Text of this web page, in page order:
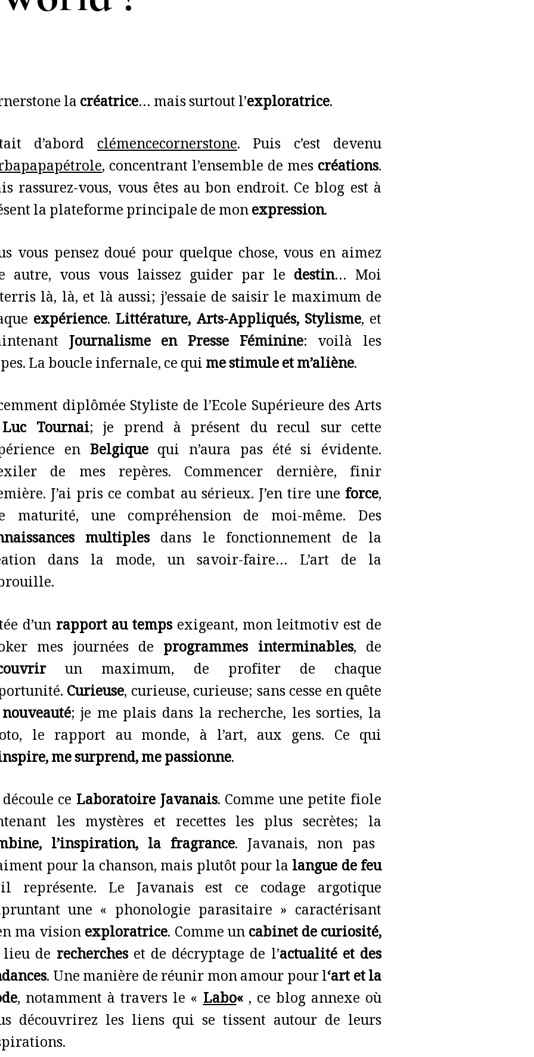
lacréatrice… mais surtout l’exploratrice.
d’abordclémencecornerstone. Puis c’est devenu
, concentrant l’ensemble de mes créations.
rassurez-vous, vous êtes au bon endroit. Ce blog est à
la plateforme principale de monexpression.
vous pensez doué pour quelque chose, vous en aimez
autre, vous vous laissez guider par le destin… Moi
là, là, et là aussi; j’essaie de saisir le maximum de
expérience. Littérature, Arts-Appliqués, Stylisme, et
Journalisme en Presse Féminine: voilà les
La boucle infernale, ce quime stimule et m’aliène.
diplômée Styliste de l’Ecole Supérieure des Arts
Tournai; je prend à présent du recul sur cette
en Belgiquequi n’aura pas été si évidente.
de mes repères. Commencer dernière, finir
J’ai pris ce combat au sérieux. J’en tire une force,
maturité, une compréhension de moi-même. Des
multiplesdans le fonctionnement de la
dans la mode, un savoir-faire… L’art de la
d’un rapport au tempsexigeant, mon leitmotiv est de
mes journées de programmes interminables, de
un maximum, de profiter de chaque
Curieuse, curieuse, curieuse; sans cesse en quête
nouveauté; je me plais dans la recherche, les sorties, la
le rapport au monde, à l’art, aux gens. Ce qui
me surprend, me passionne.
ce Laboratoire Javanais. Comme une petite fiole
les mystères et recettes les plus secrètes; la
l’inspiration, la fragrance. Javanais, non pas
pour la chanson, mais plutôt pour la langue de feu
représente. Le Javanais est ce codage argotique
une « phonologie parasitaire » caractérisant
ma visionexploratrice. Comme uncabinet de curiosité,
de rechercheset de décryptage de l’actualité et des
. Une manière de réunir mon amour pour l‘art et la
, notamment à travers le «Labo« , ce blog annexe où
découvrirez les liens qui se tissent autour de leurs